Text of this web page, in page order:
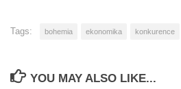
Tags: bohemia ekonomika konkurence
YOU MAY ALSO LIKE...